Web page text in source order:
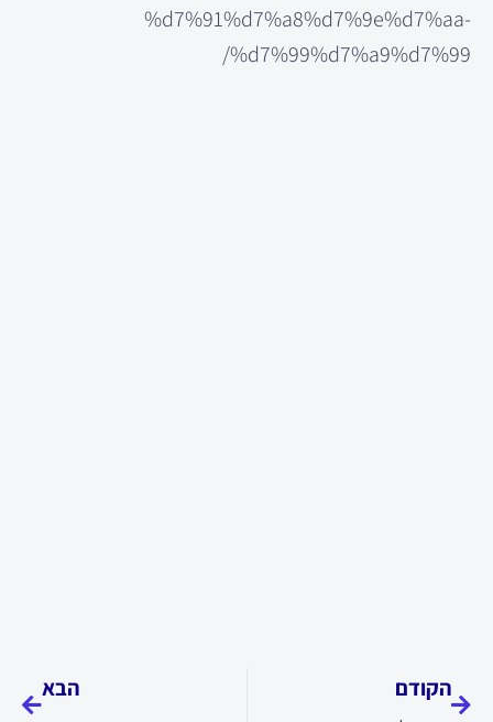
%d7%91%d7%a8%d7%9e%d7%aa-
%d7%99%d7%a9%d7%99/
הקודם הבא